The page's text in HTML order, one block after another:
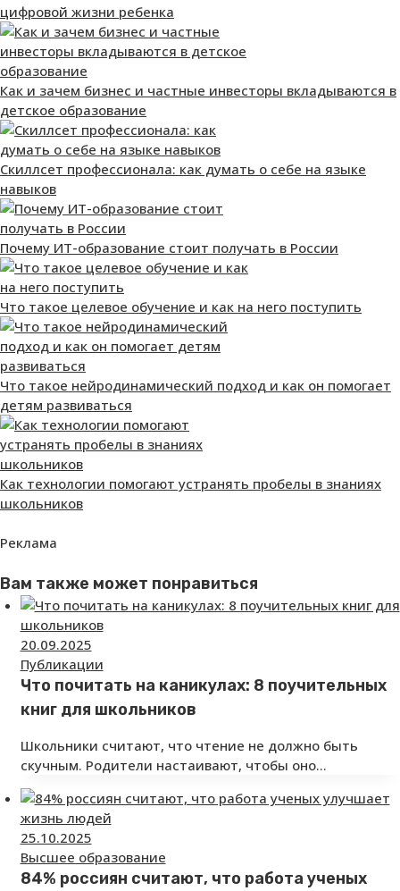
цифровой жизни ребенка
Как и зачем бизнес и частные инвесторы вкладываются в
детское образование
Скиллсет профессионала: как думать о себе на языке
навыков
Почему ИТ-образование стоит получать в России
Что такое целевое обучение и как на него поступить
Что такое нейродинамический подход и как он помогает
детям развиваться
Как технологии помогают устранять пробелы в знаниях
школьников
Реклама
Вам также может понравиться
20.09.2025
Публикации
Что почитать на каникулах: 8 поучительных
книг для школьников
Школьники считают, что чтение не должно быть
скучным. Родители настаивают, чтобы оно…
25.10.2025
Высшее образование
84% россиян считают, что работа ученых